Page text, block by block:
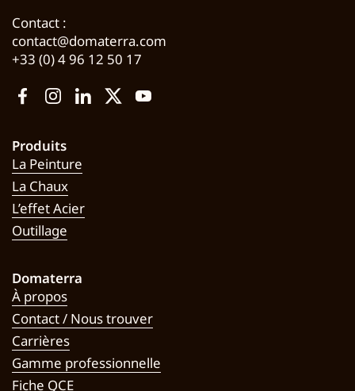
Contact :
contact@domaterra.com
+33 (0) 4 96 12 50 17
FacebookInstagram
LinkedIn
TwitterYouTube
Produits
La Peinture
La Chaux
L’effet Acier
Outillage
Domaterra
À propos
Contact / Nous trouver
Carrières
Gamme professionnelle
Fiche QCE